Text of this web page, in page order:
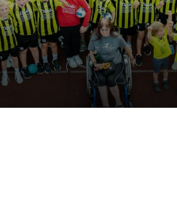
Mannschaften